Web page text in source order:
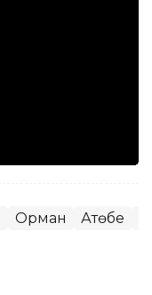
Орман Ақтөбе